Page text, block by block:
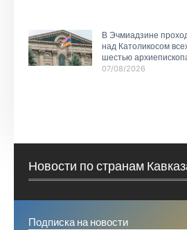
В Эчмиадзине
над Католикосом
шестью
07/08/2026
Новости по странам
Подписка на новости